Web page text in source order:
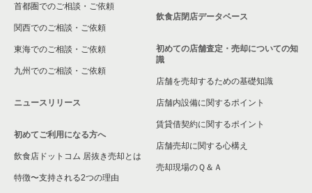
首都圏でのご相談・ご依頼
関西でのご相談・ご依頼
東海でのご相談・ご依頼
九州でのご相談・ご依頼
ニュースリリース
初めてご利用になる方へ
飲食店ドットコム 居抜き売却とは
特徴〜支持される2つの理由
飲食店閉店データベース
初めての店舗査定・売却についての知
識
店舗を売却するための基礎知識
店舗内設備に関するポイント
賃貸借契約に関するポイント
店舗売却に関する心構え
売却現場のＱ＆Ａ